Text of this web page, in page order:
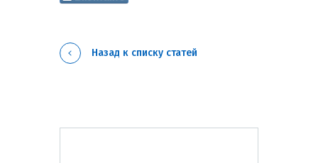
Назад к списку статей